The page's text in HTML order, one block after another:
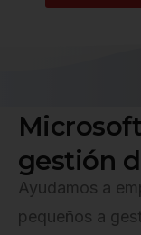
Microsoft
gestión d
Ayudamos a
pequeños a